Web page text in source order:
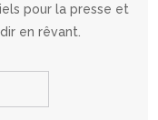
pour la presse et
en rêvant.